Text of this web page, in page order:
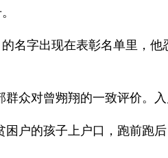
名字出现在表彰名单里，
众对曾翙翔的一致评价。
户的孩子上户口，跑前